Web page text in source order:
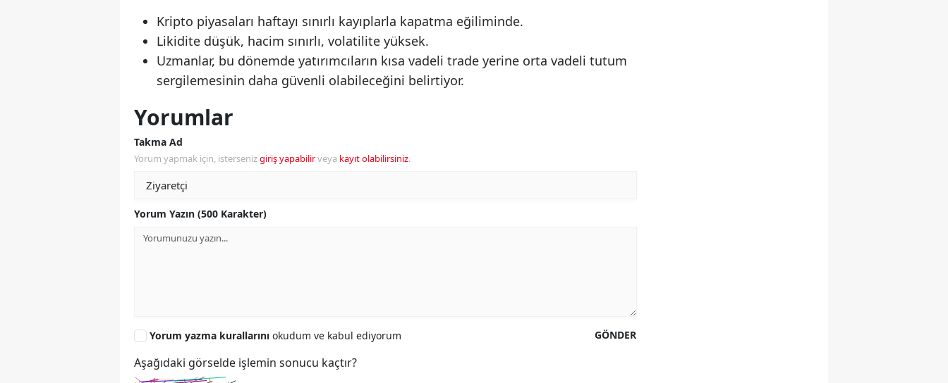
Kripto piyasaları haftayı sınırlı kayıplarla kapatma eğiliminde.
Likidite düşük, hacim sınırlı, volatilite yüksek.
Uzmanlar, bu dönemde yatırımcıların kısa vadeli trade yerine orta vadeli tutum
sergilemesinin daha güvenli olabileceğini belirtiyor.
Yorumlar
Takma Ad
Yorum yapmak için, istersenizgiriş yapabilirveya kayıt olabilirsiniz.
Yorum Yazın (500 Karakter)
GÖNDER
Yorum yazma kurallarını okudum ve kabul ediyorum
Aşağıdaki görselde işlemin sonucu kaçtır?